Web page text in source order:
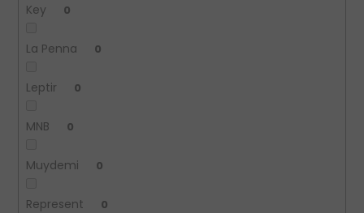
Key 0
La Penna 0
Leptir 0
MNB 0
Muydemi 0
Represent 0